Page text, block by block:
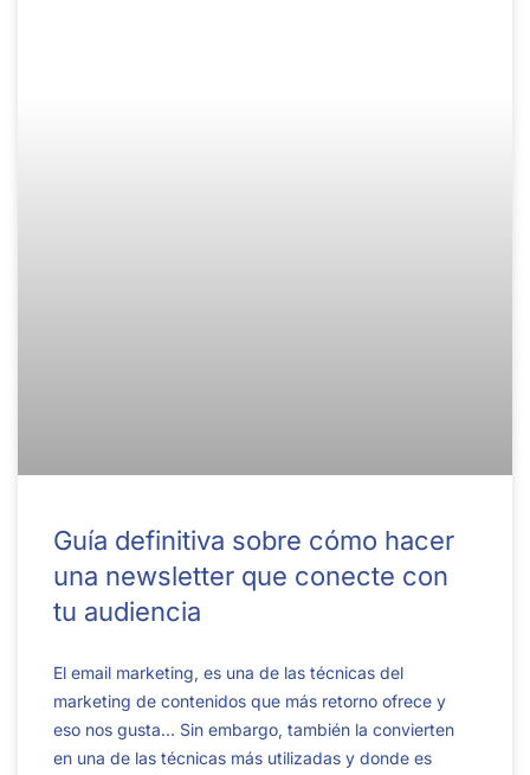
Guía definitiva sobre cómo hacer
una newsletter que conecte con
tu audiencia
El email marketing, es una de las técnicas del
marketing de contenidos que más retorno ofrece y
eso nos gusta… Sin embargo, también la convierten
en una de las técnicas más utilizadas y donde es